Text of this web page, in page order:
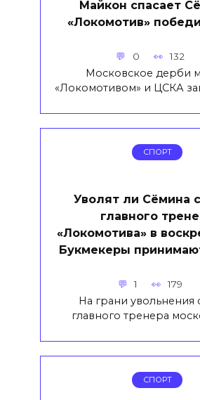
Майкон спасает
«Локомотив»
0 132
Московское дерби
«Локомотивом» и ЦСКА
СПОРТ
Уволят ли Сёмина
главного
«Локомотива» в
Букмекеры
1 179
На грани увольнения
главного тренера
СПОРТ